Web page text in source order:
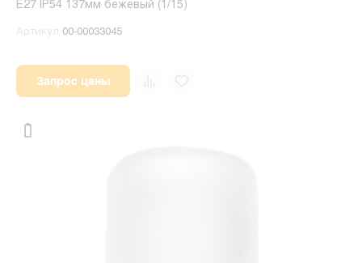
E27 IP54 137мм бежевый (1/15)
Артикул 00-00033045
Запрос цены